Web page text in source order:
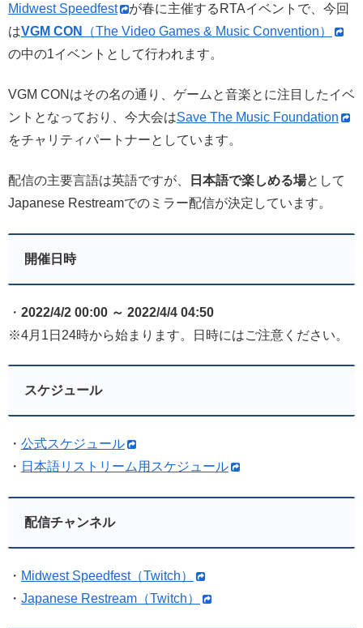
Midwest Speedfest
が春に主催するRTAイベントで、今回
はVGM CON
（The Video Games & Music Convention）
の中の1イベントとして行われます。
VGM CONはその名の通り、ゲームと音楽とに注目したイベ
ントとなっており、今大会はSave The Music Foundation
をチャリティパートナーとしています。
配信の主要言語は英語ですが、 日本語で楽しめる場として
Japanese Restreamでのミラー配信が決定しています。
開催日時
・ 2022/4/2 00:00 ～ 2022/4/4 04:50
※4月1日24時から始まります。日時にはご注意ください。
スケジュール
・ 公式スケジュール
・ 日本語リストリーム用スケジュール
配信チャンネル
・ Midwest Speedfest（Twitch）
・ Japanese Restream（Twitch）